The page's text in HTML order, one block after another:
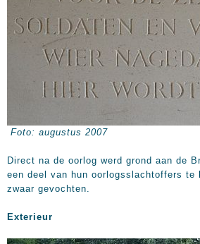
Foto: augustus 2007
Direct na de oorlog werd grond aan de
een deel van hun oorlogsslachtoffers
zwaar gevochten.
Exterieur